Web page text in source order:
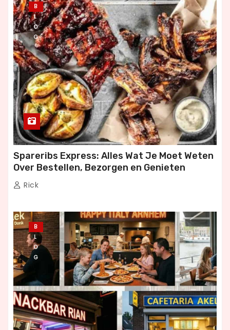
B
L
O
G
Spareribs Express: Alles Wat Je Moet Weten
Over Bestellen, Bezorgen en Genieten
Rick
B
L
O
G